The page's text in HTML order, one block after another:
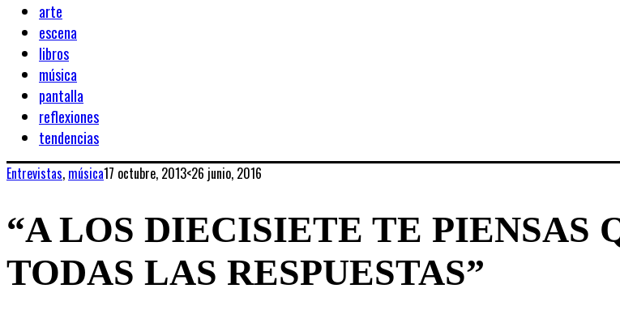
arte
escena
libros
música
pantalla
reflexiones
tendencias
Entrevistas, música17 octubre, 2013<26 junio, 2016
“A LOS DIECISIETE TE PIENSAS
TODAS LAS RESPUESTAS”